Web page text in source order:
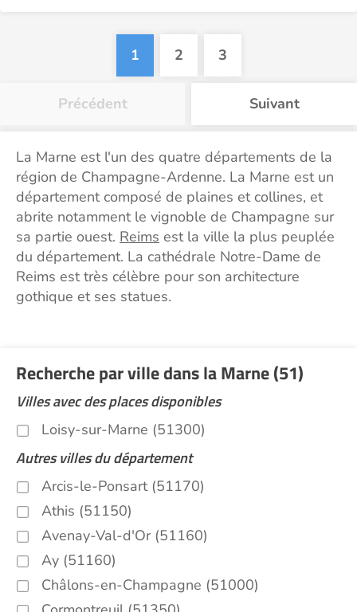
1 2 3
Précédent Suivant
La Marne est l'un des quatre départements de la
région de Champagne-Ardenne. La Marne est un
département composé de plaines et collines, et
abrite notamment le vignoble de Champagne sur
sa partie ouest. Reims est la ville la plus peuplée
du département. La cathédrale Notre-Dame de
Reims est très célèbre pour son architecture
gothique et ses statues.
Recherche par ville dans la Marne (51)
Villes avec des places disponibles
Loisy-sur-Marne (51300)
Autres villes du département
Arcis-le-Ponsart (51170)
Athis (51150)
Avenay-Val-d'Or (51160)
Ay (51160)
Châlons-en-Champagne (51000)